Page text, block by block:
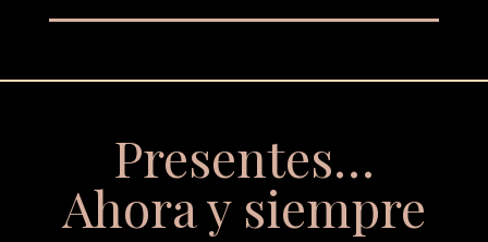
Presentes…
Ahora y siempre